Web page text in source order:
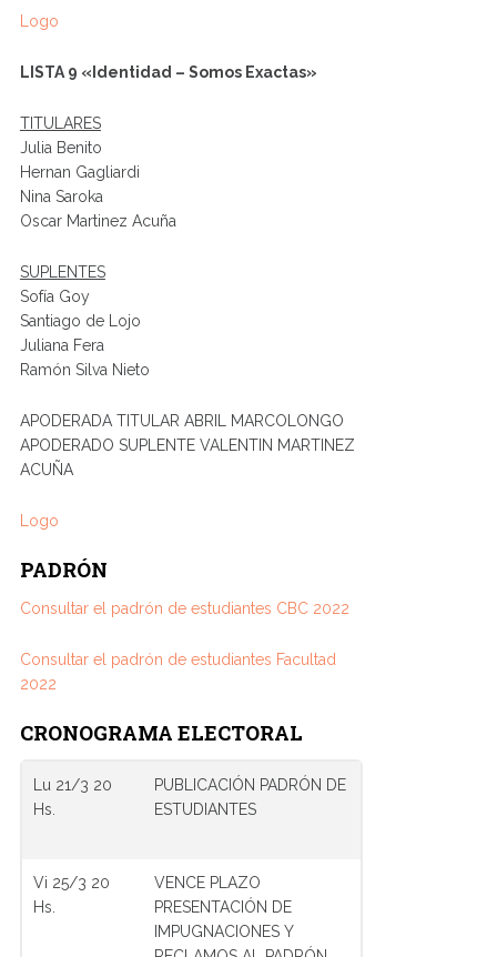
Logo
LISTA 9 «Identidad – Somos Exactas»
TITULARES
Julia Benito
Hernan Gagliardi
Nina Saroka
Oscar Martinez Acuña
SUPLENTES
Sofía Goy
Santiago de Lojo
Juliana Fera
Ramón Silva Nieto
APODERADA TITULAR ABRIL MARCOLONGO
APODERADO SUPLENTE VALENTIN MARTINEZ
ACUÑA
Logo
PADRÓN
Consultar el padrón de estudiantes CBC 2022
Consultar el padrón de estudiantes Facultad
2022
CRONOGRAMA ELECTORAL
Lu 21/3 20
Hs.
PUBLICACIÓN PADRÓN DE
ESTUDIANTES
Vi 25/3 20
Hs.
VENCE PLAZO
PRESENTACIÓN DE
IMPUGNACIONES Y